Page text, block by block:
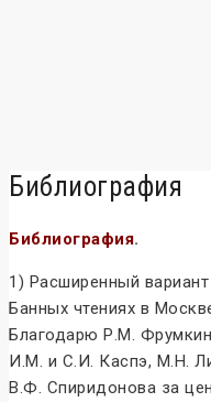
Библиография
Библиография.
1) Расширенный
Банных чтениях в
Благодарю Р.М.
И.М. и С.И. Каспэ, М.Н.
В.Ф. Спиридонова за